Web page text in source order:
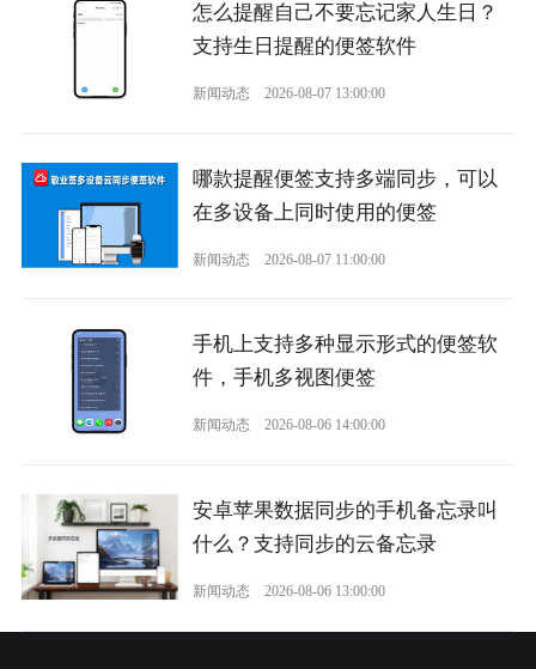
怎么提醒自己不要忘记家人生日？
支持生日提醒的便签软件
新闻动态 2026-08-07 13:00:00
哪款提醒便签支持多端同步，可以
在多设备上同时使用的便签
新闻动态 2026-08-07 11:00:00
手机上支持多种显示形式的便签软
件，手机多视图便签
新闻动态 2026-08-06 14:00:00
安卓苹果数据同步的手机备忘录叫
什么？支持同步的云备忘录
新闻动态 2026-08-06 13:00:00